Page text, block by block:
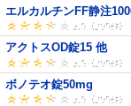
エルカルチンFF静注
アクトスOD錠15 他
ボノテオ錠50mg